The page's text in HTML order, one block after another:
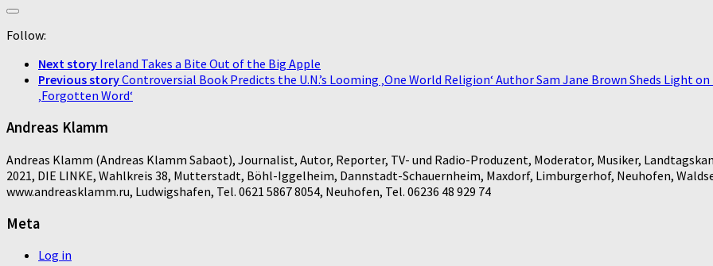
Follow:
Next story Ireland Takes a Bite Out of the Big Apple
Previous storyControversial Book Predicts the U.N.’s Looming ‚One World Religion‘ Author Sam Jane Brown Sheds Light
‚Forgotten Word‘
Andreas Klamm
Andreas Klamm (Andreas Klamm Sabaot), Journalist, Autor, Reporter, TV- und Radio-Produzent, Moderator, Musiker,
2021, DIE LINKE, Wahlkreis 38, Mutterstadt, Böhl-Iggelheim, Dannstadt-Schauernheim, Maxdorf, Limburgerhof, Neuhofen,
www.andreasklamm.ru, Ludwigshafen, Tel. 0621 5867 8054, Neuhofen, Tel. 06236 48 929 74
Meta
Log in